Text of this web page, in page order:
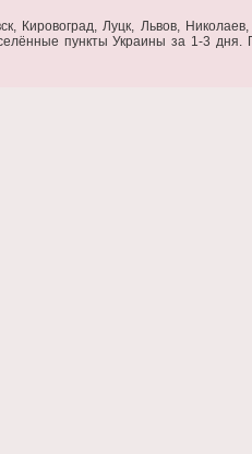
Кировоград, Луцк, Львов,
пункты Украины за 1-3